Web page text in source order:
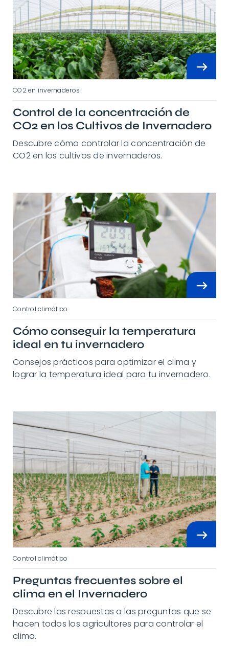
CO2 en invernaderos
Control de la concentración de
CO2 en los Cultivos de Invernadero
Descubre cómo controlar la concentración de
CO2 en los cultivos de invernaderos.
Control climático
Cómo conseguir la temperatura
ideal en tu invernadero
Consejos prácticos para optimizar el clima y
lograr la temperatura ideal para tu invernadero.
Control climático
Preguntas frecuentes sobre el
clima en el Invernadero
Descubre las respuestas a las preguntas que se
hacen todos los agricultores para controlar el
clima.